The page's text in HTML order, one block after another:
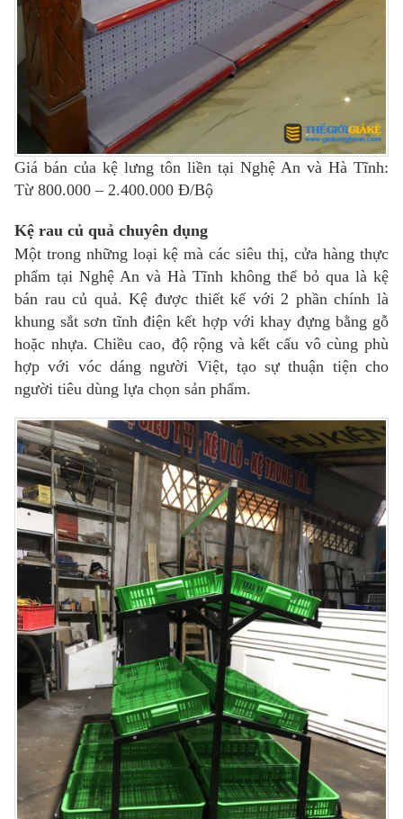
Giá bán của kệ lưng tôn liền tại Nghệ An và Hà Tĩnh:
Từ 800.000 – 2.400.000 Đ/Bộ
Kệ rau củ quả chuyên dụng
Một trong những loại kệ mà các siêu thị, cửa hàng thực
phẩm tại Nghệ An và Hà Tĩnh không thể bỏ qua là kệ
bán rau củ quả. Kệ được thiết kế với 2 phần chính là
khung sắt sơn tĩnh điện kết hợp với khay đựng bằng gỗ
hoặc nhựa. Chiều cao, độ rộng và kết cấu vô cùng phù
hợp với vóc dáng người Việt, tạo sự thuận tiện cho
người tiêu dùng lựa chọn sản phẩm.